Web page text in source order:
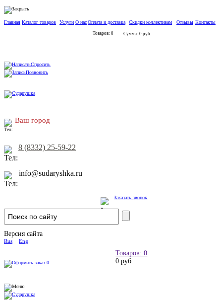
Главная Каталог товаров Услуги О насОплата и доставка Скидки коллективам Отзывы Контакты
Товаров: 0 Сумма: 0 руб.
Спросить
Позвонить
Ваш город
8 (8332) 25-59-22
info@sudaryshka.ru
Заказать звонок
Версия сайта
Rus Eng
Товаров: 0
0 руб.
0